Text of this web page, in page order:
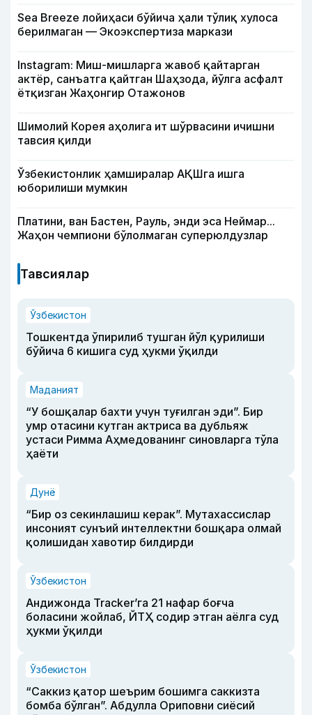
Sea Breeze лойиҳаси бўйича ҳали тўлиқ хулоса
берилмаган — Экоэкспертиза маркази
Instagram: Миш-мишларга жавоб қайтарган
актёр, санъатга қайтган Шаҳзода, йўлга асфалт
ётқизган Жаҳонгир Отажонов
Шимолий Корея аҳолига ит шўрвасини ичишни
тавсия қилди
Ўзбекистонлик ҳамширалар АҚШга ишга
юборилиши мумкин
Платини, ван Бастен, Рауль, энди эса Неймар...
Жаҳон чемпиони бўлолмаган суперюлдузлар
Тавсиялар
Ўзбекистон
Тошкентда ўпирилиб тушган йўл қурилиши
бўйича 6 кишига суд ҳукми ўқилди
Маданият
“У бошқалар бахти учун туғилган эди”. Бир
умр отасини кутган актриса ва дубльяж
устаси Римма Аҳмедованинг синовларга тўла
ҳаёти
Дунё
“Бир оз секинлашиш керак”. Мутахассислар
инсоният сунъий интеллектни бошқара олмай
қолишидан хавотир билдирди
Ўзбекистон
Андижонда Tracker’га 21 нафар боғча
боласини жойлаб, ЙТҲ содир этган аёлга суд
ҳукми ўқилди
Ўзбекистон
“Саккиз қатор шеърим бошимга саккизта
бомба бўлган”. Абдулла Ориповни сиёсий